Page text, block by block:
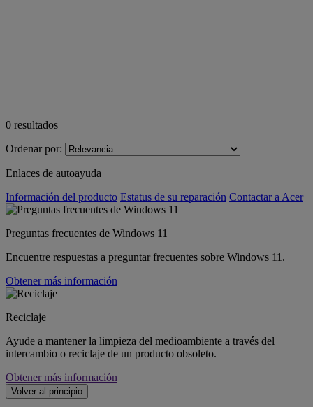
0 resultados
Ordenar por:
Enlaces de autoayuda
Información del producto Estatus de su reparación Contactar a Acer
Preguntas frecuentes de Windows 11
Encuentre respuestas a preguntar frecuentes sobre Windows 11.
Obtener más información
Reciclaje
Ayude a mantener la limpieza del medioambiente a través del
intercambio o reciclaje de un producto obsoleto.
Obtener más información
Volver al principio